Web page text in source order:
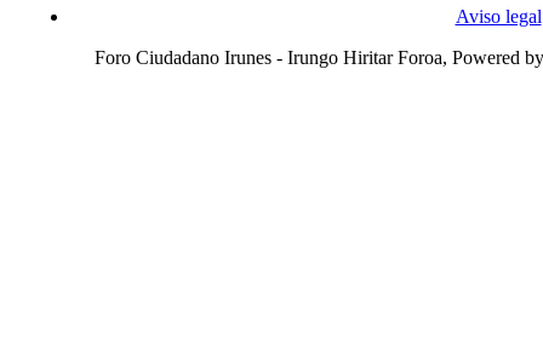
Aviso legal
Foro Ciudadano Irunes - Irungo Hiritar Foroa, Powered